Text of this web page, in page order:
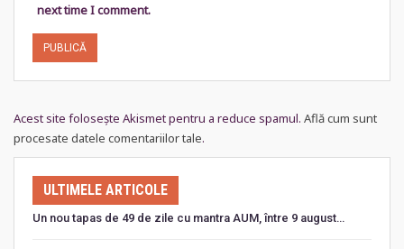
next time I comment.
Acest site folosește Akismet pentru a reduce spamul. Află cum sunt
procesate datele comentariilor tale.
ULTIMELE ARTICOLE
Un nou tapas de 49 de zile cu mantra AUM, între 9 august…